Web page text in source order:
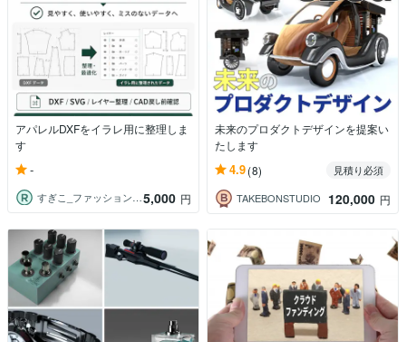
アパレルDXFをイラレ用に整理しま
す
-
すぎこ_ファッションブランド支援5,000 円
未来のプロダクトデザインを提案い
たします
4.9(8)
見積り必須
TAKEBONSTUDIO
120,000 円